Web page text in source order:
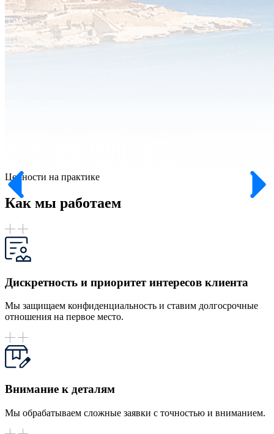
Ценности на практике
Как мы работаем
Дискретность и приоритет интересов клиента
Мы защищаем конфиденциальность и ставим долгосрочные
отношения на первое место.
Внимание к деталям
Мы обрабатываем сложные заявки с точностью и вниманием.